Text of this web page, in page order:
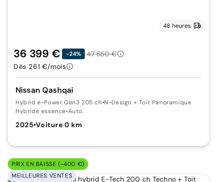
48 heures
Nissan Qashqai
Hybrid e-Power Gen3 205 ch•N-Design + Toit Panoramique
Hybride essence•Auto.
2025•Voiture 0 km
36 399 € -24%
47 650 €
Dès 261 €/mois
PRIX EN BAISSE (-400 €)
MEILLEURES VENTES